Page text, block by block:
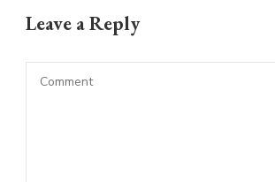
Leave a Reply